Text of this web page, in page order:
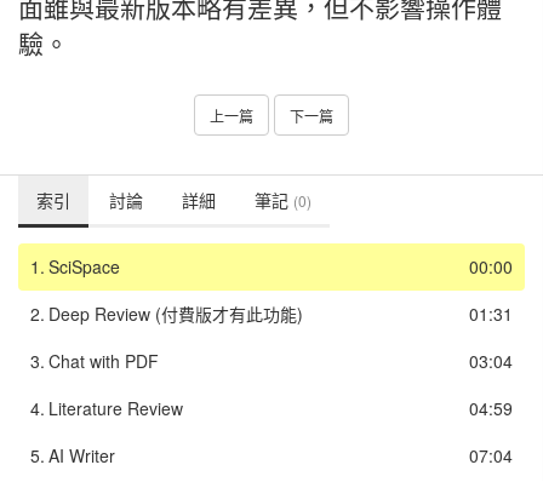
驗。
上一篇 下一篇
索引 討論 詳細 筆記 (0)
00:00
1. SciSpace
01:31
2. Deep Review (付費版才有此功能)
03:04
3. Chat with PDF
04:59
4. Literature Review
07:04
5. AI Writer